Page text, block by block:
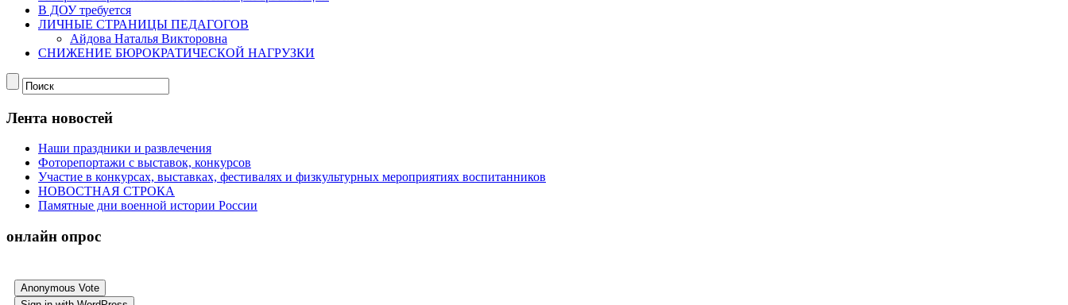
В ДОУ требуется
ЛИЧНЫЕ СТРАНИЦЫ ПЕДАГОГОВ
Айдова Наталья Викторовна
СНИЖЕНИЕ БЮРОКРАТИЧЕСКОЙ НАГРУЗКИ
Лента новостей
Наши праздники и развлечения
Фоторепортажи с выставок, конкурсов
Участие в конкурсах, выставках, фестивалях и физкультурных мероприятиях воспитанников
НОВОСТНАЯ СТРОКА
Памятные дни военной истории России
онлайн опрос
Anonymous Vote